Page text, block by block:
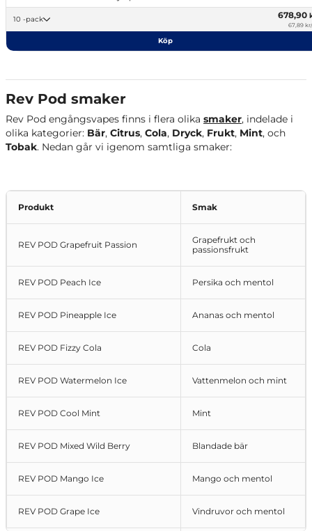
10 -pack 678,90
67,89
Köp
Rev Pod smaker
Rev Pod engångsvapes finns i flera olika smaker, indelade i
olika kategorier: Bär, Citrus, Cola, Dryck, Frukt, Mint, och
Tobak. Nedan går vi igenom samtliga smaker:
Produkt Smak
REV POD Grapefruit Passion
Grapefrukt och
passionsfrukt
REV POD Peach Ice Persika och mentol
REV POD Pineapple Ice Ananas och mentol
REV POD Fizzy Cola Cola
REV POD Watermelon Ice Vattenmelon och mint
REV POD Cool Mint Mint
REV POD Mixed Wild Berry Blandade bär
REV POD Mango Ice Mango och mentol
REV POD Grape Ice Vindruvor och mentol